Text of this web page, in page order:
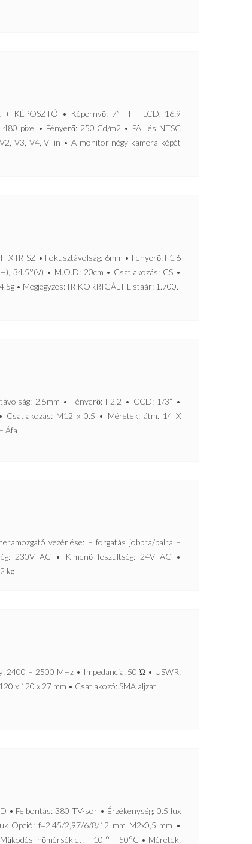
KÉPOSZTÓ • Képernyő: 7” TFT LCD, 16:9
pixel • Fényerő: 250 Cd/m2 • PAL és NTSC
V3, V4, V lin • A monitor négy kamera képét
IRISZ • Fókusztávolság: 6mm • Fényerő: F1.6
34.5°(V) • M.O.D: 20cm • Csatlakozás: CS •
• Megjegyzés: IR KORRIGÁLT Listaár: 1.700.-
2.5mm • Fényerő: F2.2 • CCD: 1/3” •
Csatlakozás: M12 x 0.5 • Méretek: átm. 14 X
Áfa
vezérlése: – forgatás jobbra/balra –
230V AC • Kimenő feszültség: 24V AC •
kg
2400 – 2500 MHz • Impedancia: 50 Ώ • USWR:
x 120 x 27 mm • Csatlakozó: SMA aljzat
• Felbontás: 380 TV-sor • Érzékenység: 0.5 lux
Opció: f=2,45/2,97/6/8/12 mm M2x0,5 mm •
hőmérséklet: – 10 ° – 50°C • Méretek: